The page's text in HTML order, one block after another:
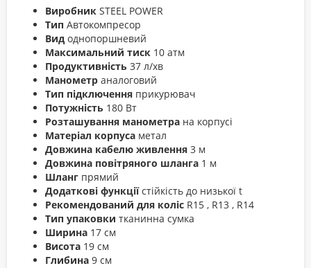
Виробник STEEL POWER
Тип Автокомпресор
Вид однопоршневий
Максимальний тиск 10 атм
Продуктивність 37 л/хв
Манометр аналоговий
Тип підключення прикурювач
Потужність 180 Вт
Розташування манометра на корпусі
Матеріал корпуса метал
Довжина кабелю живлення 3 м
Довжина повітряного шланга 1 м
Шланг прямий
Додаткові функціїстійкість до низької t
Рекомендований для коліс R15 , R13 , R14
Тип упаковки тканинна сумка
Ширина 17 см
Висота 19 см
Глибина 9 см